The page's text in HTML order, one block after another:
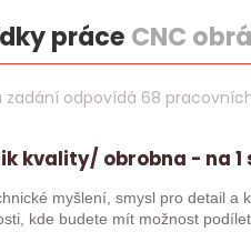
práce CNC
zadání odpovídá 68
kvality/ obrobna - na 1
myšlení, smysl pro detail a kvalita je pro vás
kde budete mít možnost